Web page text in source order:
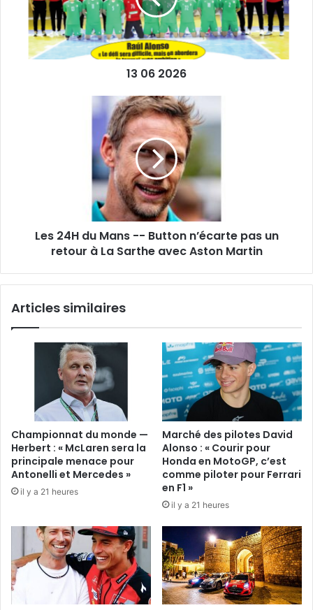
13 06 2026
avec
Les 24H du Mans -- Button n’écarte pas un
retour à La Sarthe avec Aston Martin
Articles similaires
Championnat du monde —
Herbert : « McLaren sera la
principale menace pour
Antonelli et Mercedes »
il y a 21 heures
Marché des pilotes David
Alonso : « Courir pour
Honda en MotoGP, c’est
comme piloter pour Ferrari
en F1 »
il y a 21 heures